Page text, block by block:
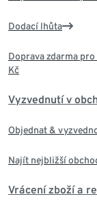
Dodací lhůta
Doprava zdarma
Kč
Vyzvednutí v
Objednat &
Najít nejbližší
Vrácení zboží a